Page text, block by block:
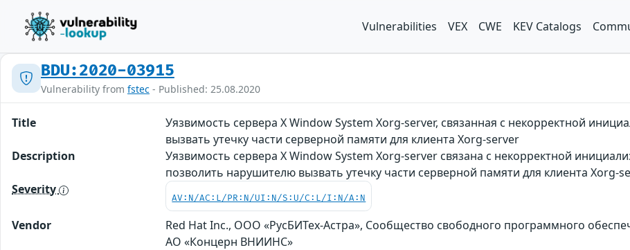
Vulnerabilities VEX CWE KEV Catalogs
BDU:2020-03915
Vulnerability from fstec - Published: 25.08.2020
Title
Уязвимость сервера X Window System Xorg-server, связанная с некорректной
вызвать утечку части серверной памяти для клиента Xorg-server
Description
Уязвимость сервера X Window System Xorg-server связана с некорректной
позволить нарушителю вызвать утечку части серверной памяти для клиента Xorg-
Severity
AV:N/AC:L/PR:N/UI:N/S:U/C:L/I:N/A:N
Vendor
Red Hat Inc., ООО «РусБИТех-Астра», Сообщество свободного программного
АО «Концерн ВНИИНС»